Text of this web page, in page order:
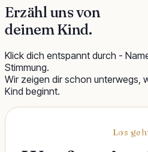
Erzähl uns von
deinem Kind.
Klick dich entspannt durch -
Stimmung.
Wir zeigen dir schon unterwegs,
Kind beginnt.
Los